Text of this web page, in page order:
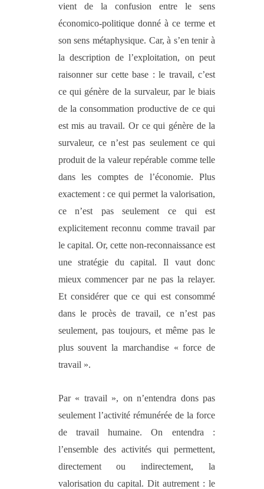
vient de la confusion entre le sens
économico-politique donné à ce terme et
son sens métaphysique. Car, à s’en tenir à
la description de l’exploitation, on peut
raisonner sur cette base : le travail, c’est
ce qui génère de la survaleur, par le biais
de la consommation productive de ce qui
est mis au travail. Or ce qui génère de la
survaleur, ce n’est pas seulement ce qui
produit de la valeur repérable comme telle
dans les comptes de l’économie. Plus
exactement : ce qui permet la valorisation,
ce n’est pas seulement ce qui est
explicitement reconnu comme travail par
le capital. Or, cette non-reconnaissance est
une stratégie du capital. Il vaut donc
mieux commencer par ne pas la relayer.
Et considérer que ce qui est consommé
dans le procès de travail, ce n’est pas
seulement, pas toujours, et même pas le
plus souvent la marchandise « force de
travail ».
Par « travail », on n’entendra dons pas
seulement l’activité rémunérée de la force
de travail humaine. On entendra :
l’ensemble des activités qui permettent,
directement ou indirectement, la
valorisation du capital. Dit autrement : le